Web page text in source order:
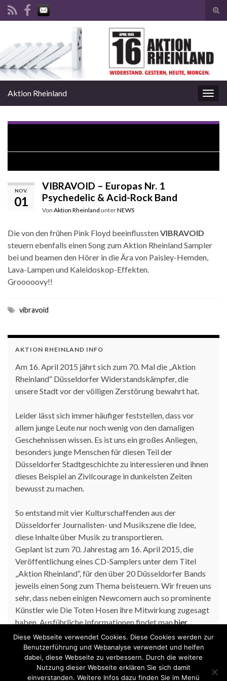
Search for:
Aktion Rheinland
NOV.
01
VIBRAVOID – Europas Nr. 1
Psychedelic & Acid-Rock Band
Von Aktion Rheinland unterNEWS
Die von den frühen Pink Floyd beeinflusstenVIBRAVOID
steuern ebenfalls einen Song zum Aktion Rheinland Sampler
bei und beamen den Hörer in die Ära von Paisley-Hemden,
Lava-Lampen und Kaleidoskop-Effekten.
Grooooovy!!
vibravoid
AKTION RHEINLAND INFO
Am 16. April 2015 jährt sich zum 70. Mal die „Aktion
Rheinland“ Düsseldorfer Widerstandskämpfer, die
unsere Stadt vor der völligen Zerstörung bewahrt hat.
Leider lässt sich immer häufiger feststellen, dass vor
allem junge Leute nur noch wenig von den damaligen
Geschehnissen wissen. Es ist uns ein großes Anliegen,
besonders junge Menschen für diesen Teil der
Düsseldorfer Stadtgeschichte zu interessieren und ihnen
dieses Beispiel an Zivilcourage in dunkelsten Zeiten
bewusst zu machen.
So entstand mit vier Kulturschaffenden aus der
Düsseldorfer Journalisten- und Musikszene die Idee,
diese Inhalte über Musik zu transportieren.
Geplant ist zum 70. Jahrestag am 16. April 2015, die
Veröffentlichung eines CD-Samplers unter dem Titel
„Aktion Rheinland“, für den über 20 Düsseldorfer Bands
jeweils einen Song zum Thema beisteuern. Wir freuen uns
sehr, dass neben einigen Newcomern auch so prominente
Künstler wie Die Toten Hosen ihre Mitwirkung zugesagt
haben. Ausführliche Informationen findet manhier
DATENSCHUTZ IMPRESSUM KONTAKT
Diese Webseite verwendet Cookies. Diese Cookies werden zur
Benutzerführung und Webanalyse verwendet und helfen
dabei, diese Webseite zu verbessern. Durch die weitere
Nutzung dieser Webseite erklären Sie sich damit
einverstanden. Weitere Infos dazu finden Sie im Menü